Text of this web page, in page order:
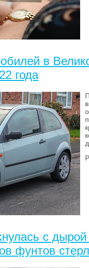
в
года
с
фунтов